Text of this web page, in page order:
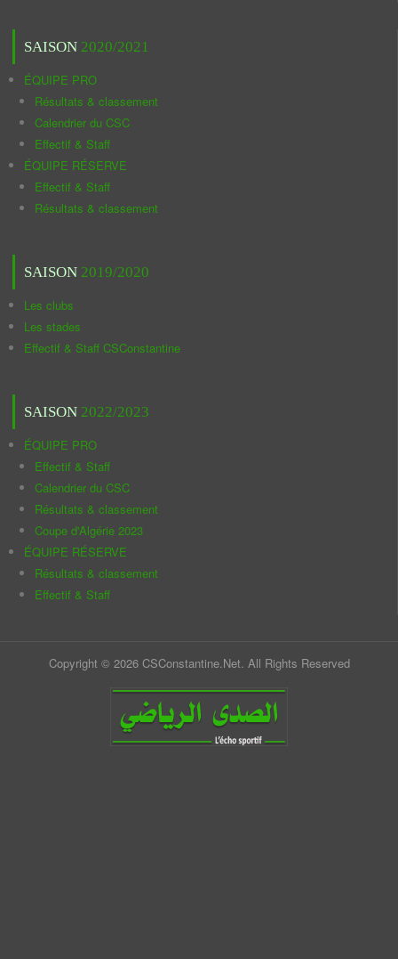
SAISON 2020/2021
ÉQUIPE PRO
Résultats & classement
Calendrier du CSC
Effectif & Staff
ÉQUIPE RÉSERVE
Effectif & Staff
Résultats & classement
SAISON 2019/2020
Les clubs
Les stades
Effectif & Staff CSConstantine
SAISON 2022/2023
ÉQUIPE PRO
Effectif & Staff
Calendrier du CSC
Résultats & classement
Coupe d'Algérie 2023
ÉQUIPE RÉSERVE
Résultats & classement
Effectif & Staff
Copyright © 2026 CSConstantine.Net. All Rights Reserved